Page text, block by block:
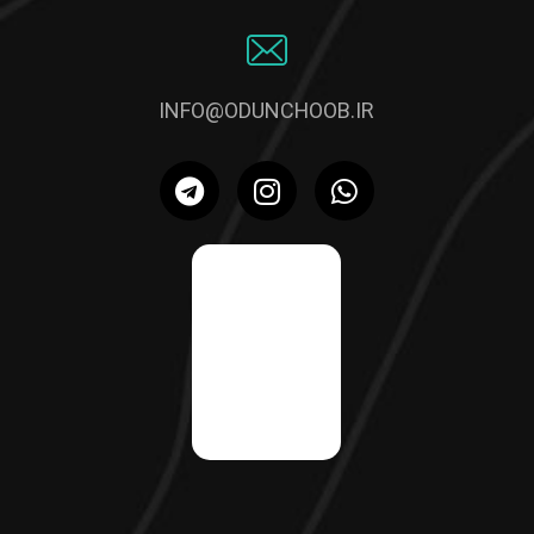
INFO@ODUNCHOOB.IR